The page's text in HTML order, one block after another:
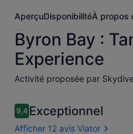
AperçuDisponibilitéÀ propos
Byron Bay :
Experience
Activité proposée par
Avis
voyageurs
9,49,4 sur 10
Exceptionnel
Afficher 12 avis Viator